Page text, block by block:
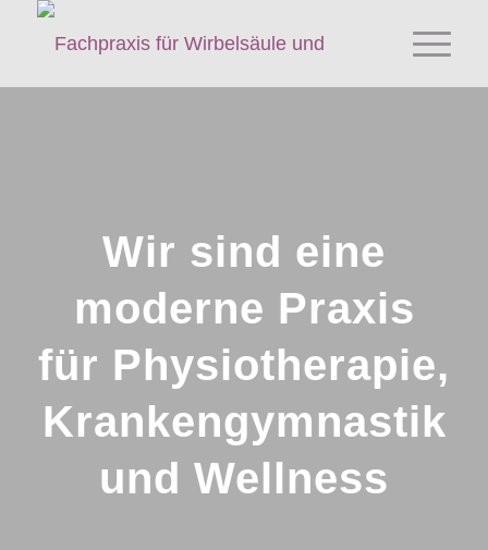
Wir sind eine
moderne Praxis
für Physiotherapie,
Krankengymnastik
und Wellness